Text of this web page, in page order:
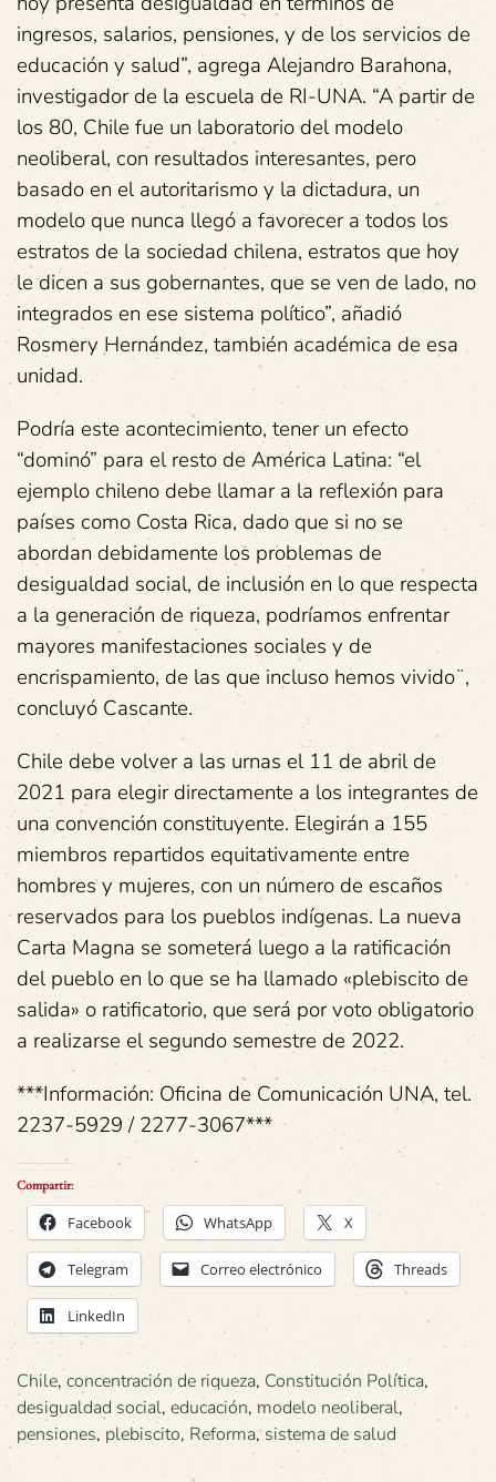
ingresos, salarios, pensiones, y de los servicios de
educación y salud”, agrega Alejandro Barahona,
investigador de la escuela de RI-UNA. “A partir de
los 80, Chile fue un laboratorio del modelo
neoliberal, con resultados interesantes, pero
basado en el autoritarismo y la dictadura, un
modelo que nunca llegó a favorecer a todos los
estratos de la sociedad chilena, estratos que hoy
le dicen a sus gobernantes, que se ven de lado, no
integrados en ese sistema político”, añadió
Rosmery Hernández, también académica de esa
unidad.
Podría este acontecimiento, tener un efecto
“dominó” para el resto de América Latina: “el
ejemplo chileno debe llamar a la reflexión para
países como Costa Rica, dado que si no se
abordan debidamente los problemas de
desigualdad social, de inclusión en lo que respecta
a la generación de riqueza, podríamos enfrentar
mayores manifestaciones sociales y de
encrispamiento, de las que incluso hemos vivido¨,
concluyó Cascante.
Chile debe volver a las urnas el 11 de abril de
2021 para elegir directamente a los integrantes de
una convención constituyente. Elegirán a 155
miembros repartidos equitativamente entre
hombres y mujeres, con un número de escaños
reservados para los pueblos indígenas. La nueva
Carta Magna se someterá luego a la ratificación
del pueblo en lo que se ha llamado «plebiscito de
salida» o ratificatorio, que será por voto obligatorio
a realizarse el segundo semestre de 2022.
***Información: Oficina de Comunicación UNA, tel.
2237-5929 / 2277-3067***
Compartir:
Facebook WhatsApp X
Telegram Correo electrónico Threads
LinkedIn
Chile, concentración de riqueza, Constitución Política,
desigualdad social, educación, modelo neoliberal,
pensiones, plebiscito, Reforma,sistema de salud